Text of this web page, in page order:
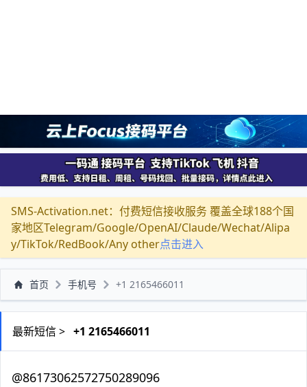
SMS-Activation.net：付费短信接收服务 覆盖全球188个国
家地区Telegram/Google/OpenAI/Claude/Wechat/Alipa
y/TikTok/RedBook/Any other点击进入
首页 手机号 +1 2165466011
最新短信 > +1 2165466011
@86173062572750289096